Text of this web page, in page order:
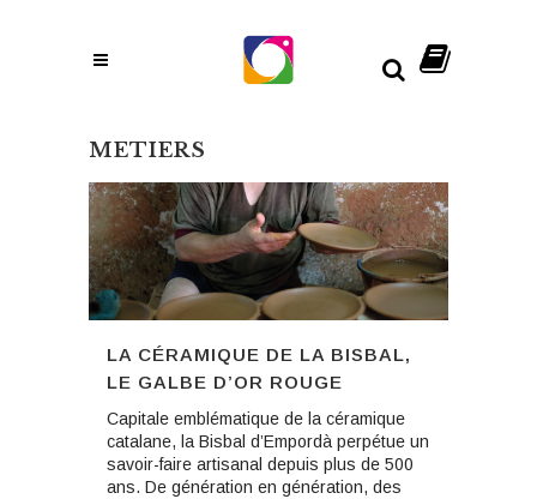
METIERS
LA CÉRAMIQUE DE LA BISBAL,
LE GALBE D’OR ROUGE
Capitale emblématique de la céramique
catalane, la Bisbal d’Empordà perpétue un
savoir-faire artisanal depuis plus de 500
ans. De génération en génération, des